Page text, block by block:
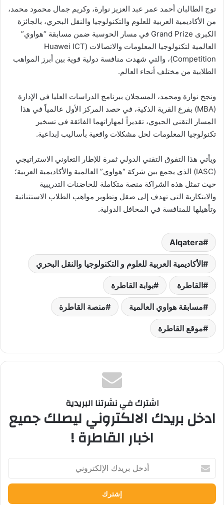
توج الطالبان أحمد عمر عبد العزيز نوارة، وكريم جمال محمود محمد،
من الأكاديمية العربية للعلوم والتكنولوجيا والنقل البحري، بالجائزة
الكبرى Grand Prize في مسار الحوسبة ضمن مسابقة “هواوي”
العالمية لتكنولوجيا المعلومات والاتصالات (Huawei ICT
Competition)، والتي شهدت منافسة دولية قوية بين أبرز المواهب
الطلابية من مختلف أنحاء العالم.
ونجح نوارة ومحمد، المسجلان ببرنامج الدراسات العليا في الإدارة
(MBA) بفرع القرية الذكية، في حصد المركز الأول عالمياً في هذا
المسار التقني الحيوي، تقديراً لمهاراتهما الفائقة في تسخير
تكنولوجيا المعلومات لحل مشكلات واقعية بأساليب إبداعية.
ويأتي هذا التفوق التقني الدولي ثمرة للإطار التعاوني الاستراتيجي
(IASC) الذي يجمع بين شركة “هواوي” العالمية والأكاديمية العربية؛
حيث تمثل هذه الشراكة منصة متكاملة للحاضنات التدريبية
والابتكارية التي تهدف إلى صقل وتطوير مواهب الطلاب الاستثنائية
وتأهيلها للمنافسة في المحافل الدولية.
Alqatera
الأكاديمية العربية للعلوم و التكنولوجيا والنقل البحري
القاطرة بوابة القاطرة
مسابقة هواوي العالمية منصة القاطرة
موقع القاطرة
اشترك في نشرتنا البريدية
ادخل بريدك الالكتروني ليصلك جميع
اخبار القاطرة !
بريدك
الإلكتروني